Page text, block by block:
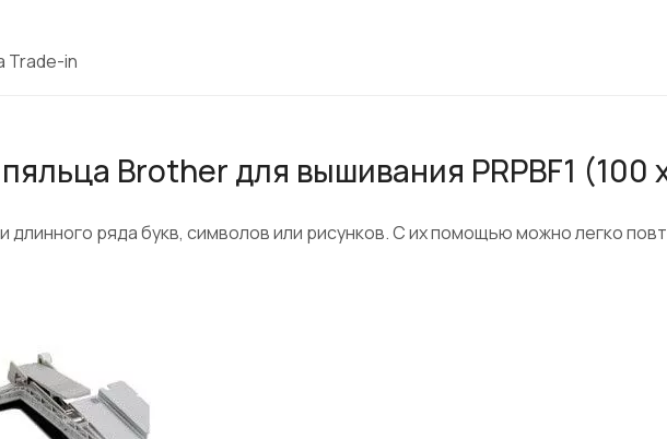
Trade-in
Brother для вышивания PRPBF1 (100
ряда букв, символов или рисунков. С их помощью можно легко